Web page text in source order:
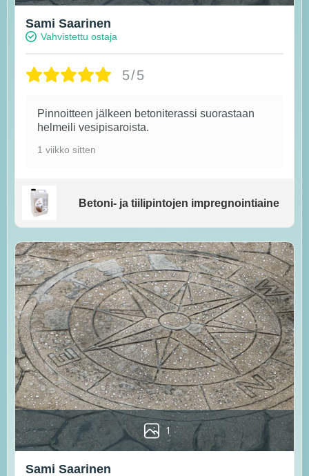
Sami Saarinen
Vahvistettu ostaja
5/5
Pinnoitteen jälkeen betoniterassi suorastaan
helmeili vesipisaroista.
1 viikko sitten
Betoni- ja tiilipintojen impregnointiaine
1
Sami Saarinen